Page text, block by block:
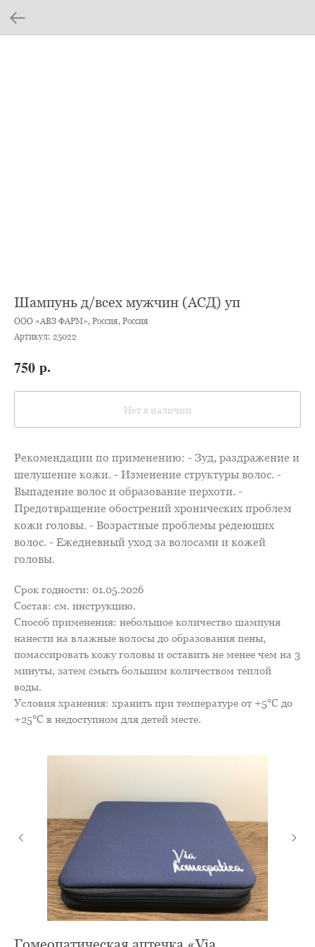
Шампунь д/всех мужчин (АСД) уп
ООО «АВЗ ФАРМ», Россия, Россия
Артикул: 25022
750 р.
Нет в наличии
Рекомендации по применению: - Зуд, раздражение и
шелушение кожи. - Изменение структуры волос. -
Выпадение волос и образование перхоти. -
Предотвращение обострений хронических проблем
кожи головы. - Возрастные проблемы редеющих
волос. - Ежедневный уход за волосами и кожей
головы.
Срок годности: 01.05.2026
Состав: см. инструкцию.
Способ применения: небольшое количество шампуня
нанести на влажные волосы до образования пены,
помассировать кожу головы и оставить не менее чем на 3
минуты, затем смыть большим количеством теплой
воды.
Условия хранения: хранить при температуре от +5°C до
+25°C в недоступном для детей месте.